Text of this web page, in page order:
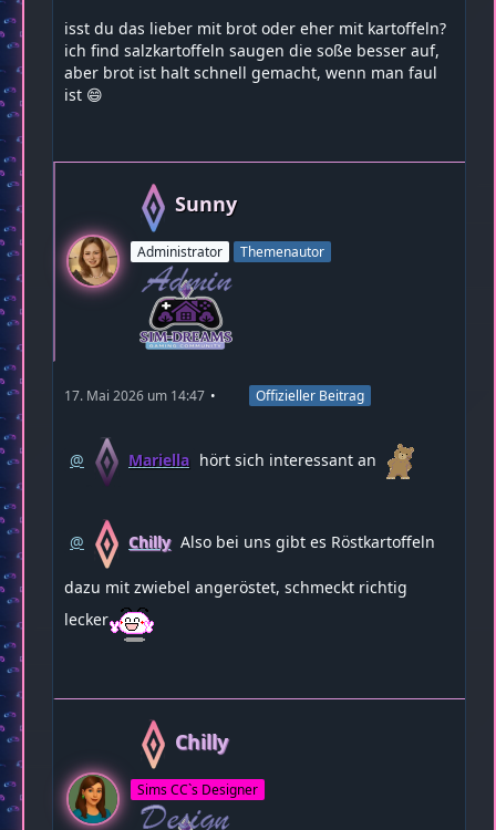
isst du das lieber mit brot oder eher mit kartoffeln?
ich find salzkartoffeln saugen die soße besser auf,
aber brot ist halt schnell gemacht, wenn man faul
ist 😄
Sunny
Administrator Themenautor
17. Mai 2026 um 14:47 Offizieller Beitrag
Mariella hört sich interessant an
Chilly Also bei uns gibt es Röstkartoffeln
dazu mit zwiebel angeröstet, schmeckt richtig
lecker
Chilly
Sims CC`s Designer